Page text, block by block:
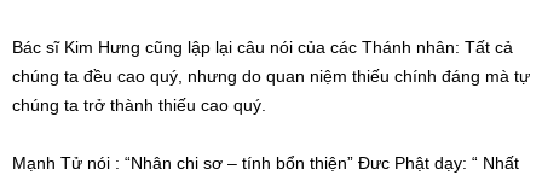
Bác sĩ Kim Hưng cũng lập lại câu nói của các Thánh nhân: Tất cả
chúng ta đều cao quý, nhưng do quan niệm thiếu chính đáng mà tự
chúng ta trở thành thiếu cao quý.
Mạnh Tử nói : “Nhân chi sơ – tính bổn thiện” Đưc Phật dạy: “ Nhất